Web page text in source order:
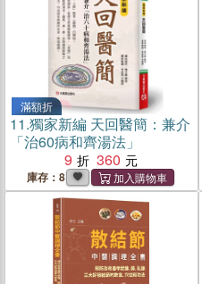
滿額折
11.獨家新編 天回醫簡：兼介
「治60病和齊湯法」
9
360
庫存：8